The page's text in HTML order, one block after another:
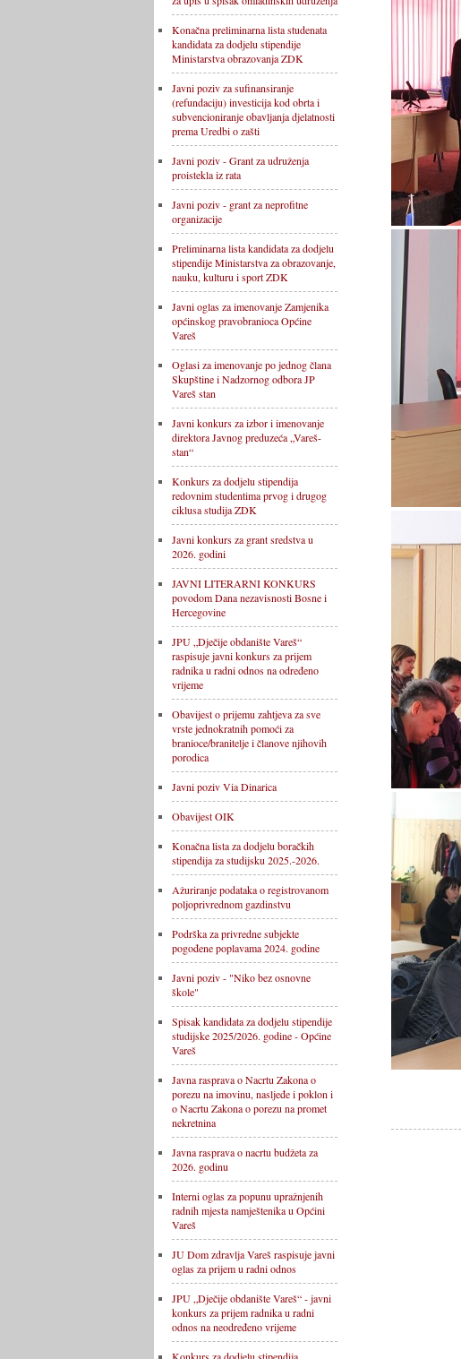
Konačna preliminarna lista studenata
kandidata za dodjelu stipendije
Ministarstva obrazovanja ZDK
Javni poziv za sufinansiranje
(refundaciju) investicija kod obrta i
subvencioniranje obavljanja djelatnosti
prema Uredbi o zašti
Javni poziv - Grant za udruženja
proistekla iz rata
Javni poziv - grant za neprofitne
organizacije
Preliminarna lista kandidata za dodjelu
stipendije Ministarstva za obrazovanje,
nauku, kulturu i sport ZDK
Javni oglas za imenovanje Zamjenika
općinskog pravobranioca Općine
Vareš
Oglasi za imenovanje po jednog člana
Skupštine i Nadzornog odbora JP
Vareš stan
Javni konkurs za izbor i imenovanje
direktora Javnog preduzeća „Vareš-
stan“
Konkurs za dodjelu stipendija
redovnim studentima prvog i drugog
ciklusa studija ZDK
Javni konkurs za grant sredstva u
2026. godini
JAVNI LITERARNI KONKURS
povodom Dana nezavisnosti Bosne i
Hercegovine
JPU „Dječije obdanište Vareš“
raspisuje javni konkurs za prijem
radnika u radni odnos na određeno
vrijeme
Obavijest o prijemu zahtjeva za sve
vrste jednokratnih pomoći za
branioce/branitelje i članove njihovih
porodica
Javni poziv Via Dinarica
Obavijest OIK
Konačna lista za dodjelu boračkih
stipendija za studijsku 2025.-2026.
Ažuriranje podataka o registrovanom
poljoprivrednom gazdinstvu
Podrška za privredne subjekte
pogođene poplavama 2024. godine
Javni poziv - "Niko bez osnovne
škole"
Spisak kandidata za dodjelu stipendije
studijske 2025/2026. godine - Općine
Vareš
Javna rasprava o Nacrtu Zakona o
porezu na imovinu, nasljeđe i poklon i
o Nacrtu Zakona o porezu na promet
nekretnina
Javna rasprava o nacrtu budžeta za
2026. godinu
Interni oglas za popunu upražnjenih
radnih mjesta namještenika u Općini
Vareš
JU Dom zdravlja Vareš raspisuje javni
oglas za prijem u radni odnos
JPU „Dječije obdanište Vareš“ - javni
konkurs za prijem radnika u radni
odnos na neodređeno vrijeme